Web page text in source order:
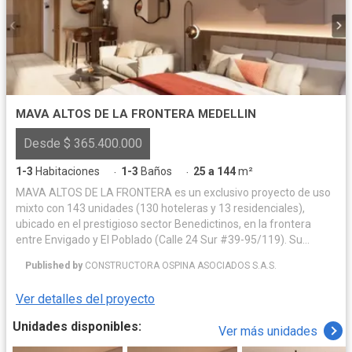
MAVA ALTOS DE LA FRONTERA MEDELLIN
Desde $ 365.400.000
1-3 Habitaciones · 1-3 Baños · 25 a 144m²
MAVA ALTOS DE LA FRONTERA es un exclusivo proyecto de uso
mixto con 143 unidades (130 hoteleras y 13 residenciales),
ubicado en el prestigioso sector Benedictinos, en la frontera
entre Envigado y El Poblado (Calle 24 Sur #39-95/119). Su
Carulla y las principales vías del sur, con fácil acceso a zonas
Este desarrollo ha sido diseñado para quienes buscan una
inversión inteligente en renta hotelera, combinando confort,
ubicación y alta valorización en un solo lugar. El edificio se
Published by CONSTRUCTORA OSPINA ASOCIADOS S.A.S.
Ver detalles del proyecto
Unidades disponibles:
Ver más unidades